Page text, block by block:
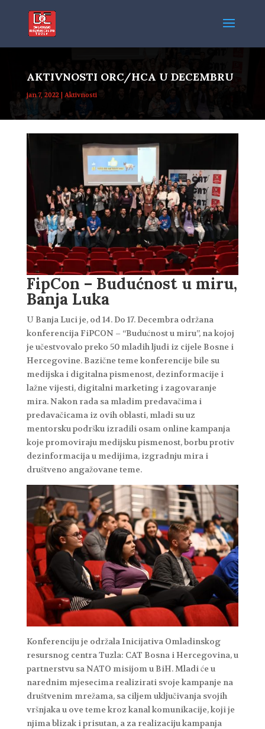
AKTIVNOSTI ORC/HCA U DECEMBRU
jan 7, 2022| Aktivnosti
FipCon – Budućnost u miru,
Banja Luka
U Banja Luci je, od 14. Do 17. Decembra održana
konferencija FiPCON – “Budućnost u miru”, na kojoj
je učestvovalo preko 50 mladih ljudi iz cijele Bosne i
Hercegovine. Bazične teme konferencije bile su
medijska i digitalna pismenost, dezinformacije i
lažne vijesti, digitalni marketing i zagovaranje
mira. Nakon rada sa mladim predavačima i
predavačicama iz ovih oblasti, mladi su uz
mentorsku podršku izradili osam online kampanja
koje promoviraju medijsku pismenost, borbu protiv
dezinformacija u medijima, izgradnju mira i
društveno angažovane teme.
Konferenciju je održala Inicijativa Omladinskog
resursnog centra Tuzla: CAT Bosna i Hercegovina, u
partnerstvu sa NATO misijom u BiH. Mladi će u
narednim mjesecima realizirati svoje kampanje na
društvenim mrežama, sa ciljem uključivanja svojih
vršnjaka u ove teme kroz kanal komunikacije, koji je
njima blizak i prisutan, a za realizaciju kampanja